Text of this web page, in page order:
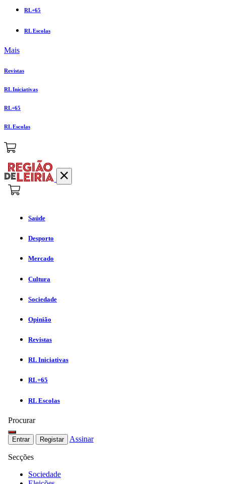
RL+65
RL Escolas
Mais
Revistas
RL Iniciativas
RL+65
RL Escolas
Saúde
Desporto
Mercado
Cultura
Sociedade
Opinião
Revistas
RL Iniciativas
RL+65
RL Escolas
Procurar
Entrar Registar Assinar
Secções
Sociedade